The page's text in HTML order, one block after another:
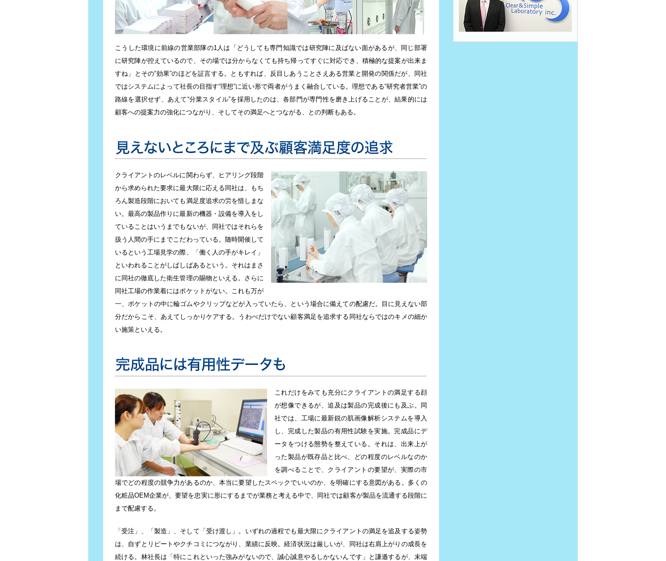
こうした環境に前線の営業部隊の1人は「どうしても専門知識では研究陣に及ばない面があるが、同じ部署
に研究陣が控えているので、その場では分からなくても持ち帰ってすぐに対応でき、積極的な提案が出来ま
すね」とその“効果”のほどを証言する。ともすれば、反目しあうことさえある営業と開発の関係だが、同社
ではシステムによって社長の目指す“理想”に近い形で両者がうまく融合している。理想である“研究者営業”の
路線を選択せず、あえて“分業スタイル”を採用したのは、各部門が専門性を磨き上げることが、結果的には
顧客への提案力の強化につながり、そしてその満足へとつながる、との判断もある。
クライアントのレベルに関わらず、ヒアリング段階
から求められた要求に最大限に応える同社は、もち
ろん製造段階においても満足度追求の労を惜しまな
い。最高の製品作りに最新の機器・設備を導入をし
ていることはいうまでもないが、同社ではそれらを
扱う人間の手にまでこだわっている。随時開催して
いるという工場見学の際、「働く人の手がキレイ」
といわれることがしばしばあるという。それはまさ
に同社の徹底した衛生管理の賜物といえる。さらに
同社工場の作業着にはポケットがない。これも万が
一、ポケットの中に輪ゴムやクリップなどが入っていたら、という場合に備えての配慮だ。目に見えない部
分だからこそ、あえてしっかりケアする。うわべだけでない顧客満足を追求する同社ならではのキメの細か
い施策といえる。
これだけをみても充分にクライアントの満足する顔
が想像できるが、追及は製品の完成後にも及ぶ。同
社では、工場に最新鋭の肌画像解析システムを導入
し、完成した製品の有用性試験を実施。完成品にデ
ータをつける態勢を整えている。それは、出来上が
った製品が既存品と比べ、どの程度のレベルなのか
を調べることで、クライアントの要望が、実際の市
場でどの程度の競争力があるのか、本当に要望したスペックでいいのか、を明確にする意図がある。多くの
化粧品OEM企業が、要望を忠実に形にするまでが業務と考える中で、同社では顧客が製品を流通する段階に
まで配慮する。
「受注」、「製造」、そして「受け渡し」。いずれの過程でも最大限にクライアントの満足を追及する姿勢
は、自ずとリピートやクチコミにつながり、業績に反映。経済状況は厳しいが、同社は右肩上がりの成長を
続ける。林社長は「特にこれといった強みがないので、誠心誠意やるしかないんです」と謙遜するが、末端